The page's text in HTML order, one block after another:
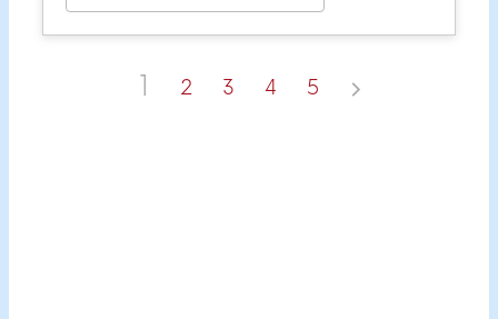
1 2 3 4 5